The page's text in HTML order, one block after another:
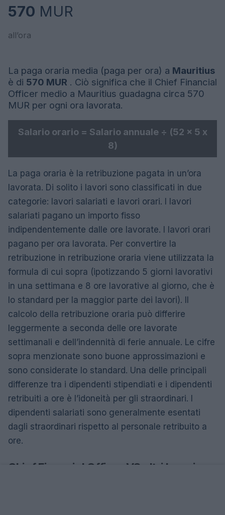
570 MUR
all’ora
La paga oraria media (paga per ora) a Mauritius
è di 570 MUR . Ciò significa che il Chief Financial
Officer medio a Mauritius guadagna circa 570
MUR per ogni ora lavorata.
Salario orario = Salario annuale ÷ (52 x 5 x
8)
La paga oraria è la retribuzione pagata in un’ora
lavorata. Di solito i lavori sono classificati in due
categorie: lavori salariati e lavori orari. I lavori
salariati pagano un importo fisso
indipendentemente dalle ore lavorate. I lavori orari
pagano per ora lavorata. Per convertire la
retribuzione in retribuzione oraria viene utilizzata la
formula di cui sopra (ipotizzando 5 giorni lavorativi
in ​​una settimana e 8 ore lavorative al giorno, che è
lo standard per la maggior parte dei lavori). Il
calcolo della retribuzione oraria può differire
leggermente a seconda delle ore lavorate
settimanali e dell’indennità di ferie annuale. Le cifre
sopra menzionate sono buone approssimazioni e
sono considerate lo standard. Una delle principali
differenze tra i dipendenti stipendiati e i dipendenti
retribuiti a ore è l’idoneità per gli straordinari. I
dipendenti salariati sono generalmente esentati
dagli straordinari rispetto al personale retribuito a
ore.
Chief Financial Officer VS altri lavori